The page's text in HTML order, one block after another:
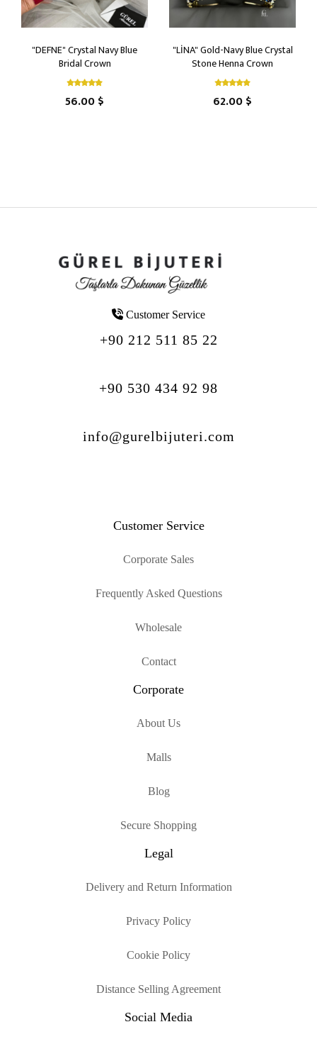
"DEFNE" Crystal Navy Blue
Bridal Crown
56.00 $
"LİNA" Gold-Navy Blue Crystal
Stone Henna Crown
62.00 $
Customer Service
+90 212 511 85 22
+90 530 434 92 98
info@gurelbijuteri.com
Customer Service
Corporate Sales
Frequently Asked Questions
Wholesale
Contact
Corporate
About Us
Malls
Blog
Secure Shopping
Legal
Delivery and Return Information
Privacy Policy
Cookie Policy
Distance Selling Agreement
Social Media